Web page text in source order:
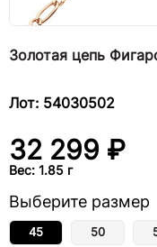
Золотая цепь
Лот: 54030502
32 299 ₽
Вес: 1.85 г
Выберите размер
45 50